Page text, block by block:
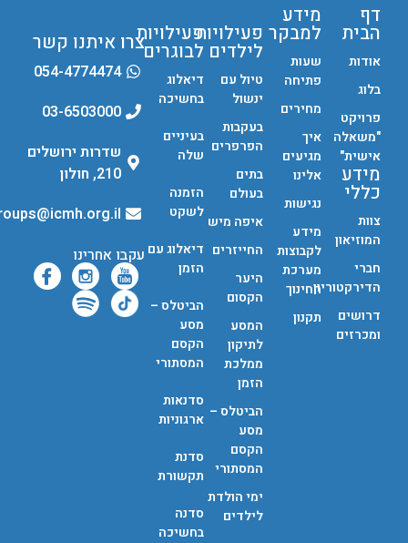
דף
הבית
אודות
בלוג
פרויקט
"משאלה
אישית"
מידע
כללי
צוות
המוזיאון
חברי
הדירקטוריון
דרושים
ומכרזים
מידע
למבקר
שעות
פתיחה
מחירים
איך
מגיעים
אלינו
נגישות
מידע
לקבוצות
מערכת
החינוך
תקנון
פעילויות
לילדים
טיול עם
ינשול
בעקבות
הפרפרים
בתים
בעולם
איפה מיש
החייזרים
היער
הקסום
המסע
לתיקון
ממלכת
הזמן
הביטלס –
מסע
הקסם
המסתורי
ימי הולדת
לילדים
פעילויות
לבוגרים
דיאלוג
בחשיכה
בעיניים
שלה
הזמנה
לשקט
דיאלוג עם
הזמן
הביטלס –
מסע
הקסם
המסתורי
סדנאות
ארגוניות
סדנת
תקשורת
סדנה
בחשיכה
צרו איתנו קשר
054-4774474
03-6503000
שדרות ירושלים
210, חולון
groups@icmh.org.il
עקבו אחרינו